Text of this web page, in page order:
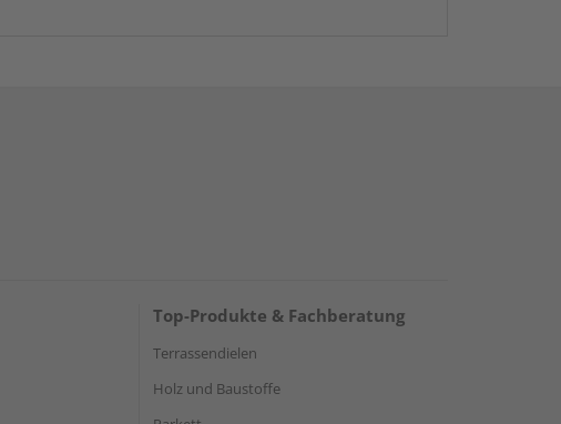
Top-Produkte & Fachberatung
Terrassendielen
Holz und Baustoffe